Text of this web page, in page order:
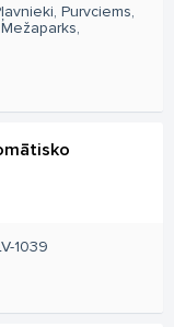
Purvciems,
1039